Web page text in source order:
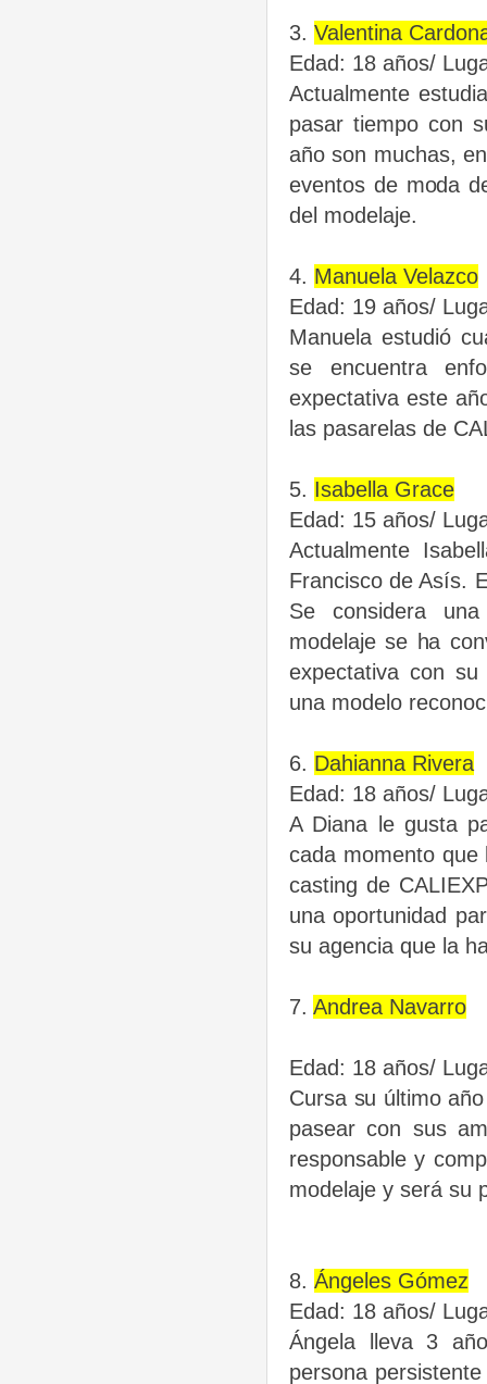
3. Valentina
Edad: 18 años/
Actualmente
pasar tiempo con
año son muchas,
eventos de moda
del modelaje.
4. Manuela Velazco
Edad: 19 años/
Manuela estudió
se encuentra
expectativa este
las pasarelas de
5. Isabella Grace
Edad: 15 años/
Actualmente
Francisco de Asís.
Se considera
modelaje se ha
expectativa con
una modelo
6. Dahianna Rivera
Edad: 18 años/
A Diana le gusta
cada momento que
casting de
una oportunidad
su agencia que la
7. Andrea Navarro
Edad: 18 años/
Cursa su último
pasear con sus
responsable y
modelaje y será su
8. Ángeles Gómez
Edad: 18 años/
Ángela lleva 3
persona